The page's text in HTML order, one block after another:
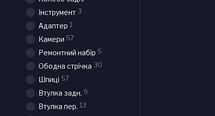
Інструмент 3
Адаптер 1
Камери 57
Ремонтний набір 5
Ободна стрічка 30
Шпиці 57
Втулка задн. 9
Втулка пер. 13